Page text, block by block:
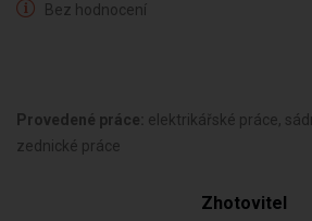
Bez hodnocení
Provedené práce: elektrikářské práce,
zednické práce
Zhotovitel